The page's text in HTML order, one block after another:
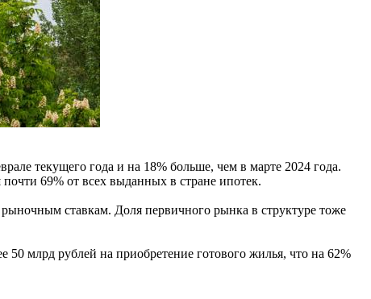
текущего года и на 18% больше, чем в марте 2024 года.
69% от всех выданных в стране ипотек.
ставкам. Доля первичного рынка в структуре тоже
млрд рублей на приобретение готового жилья, что на 62%